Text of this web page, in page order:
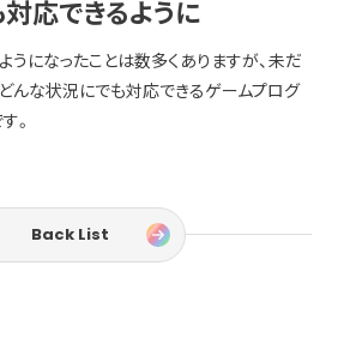
応できるように
うになったことは数多くありますが、未だ
んな状況にでも対応できるゲームプログ
。
Back List